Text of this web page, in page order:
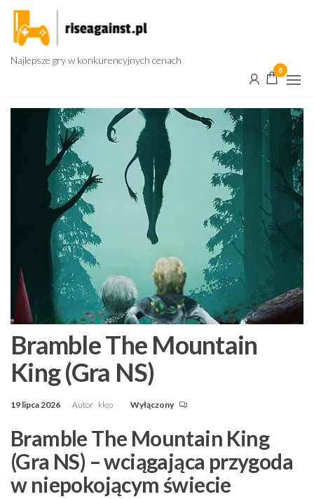
Przejdź
treści
Najlepsze gry w konkurencyjnych cenach
0
Bramble The Mountain
King (Gra NS)
19 lipca 2026 Autor kleo Wyłączony
Bramble The Mountain King
(Gra NS) – wciągająca przygoda
w niepokojącym świecie